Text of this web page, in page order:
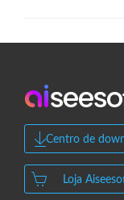
Centro de
Loja